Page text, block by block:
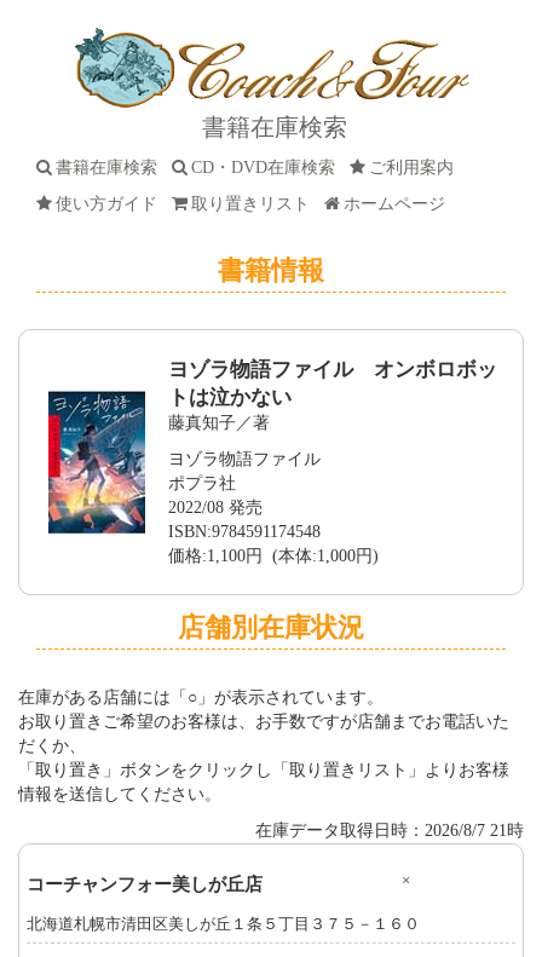
書籍在庫検索
書籍在庫検索 CD・DVD在庫検索
ご利用案内
使い方ガイド
取り置きリスト ホームページ
書籍情報
ヨゾラ物語ファイル オンボロボッ
トは泣かない
藤真知子／著
ヨゾラ物語ファイル
ポプラ社
2022/08 発売
ISBN:9784591174548
価格:1,100円 (本体:1,000円)
店舗別在庫状況
在庫がある店舗には「○」が表示されています。
お取り置きご希望のお客様は、お手数ですが店舗までお電話いた
だくか、
「取り置き」ボタンをクリックし「取り置きリスト」よりお客様
情報を送信してください。
在庫データ取得日時：2026/8/7 21時
コーチャンフォー美しが丘店 ×
北海道札幌市清田区美しが丘１条５丁目３７５－１６０